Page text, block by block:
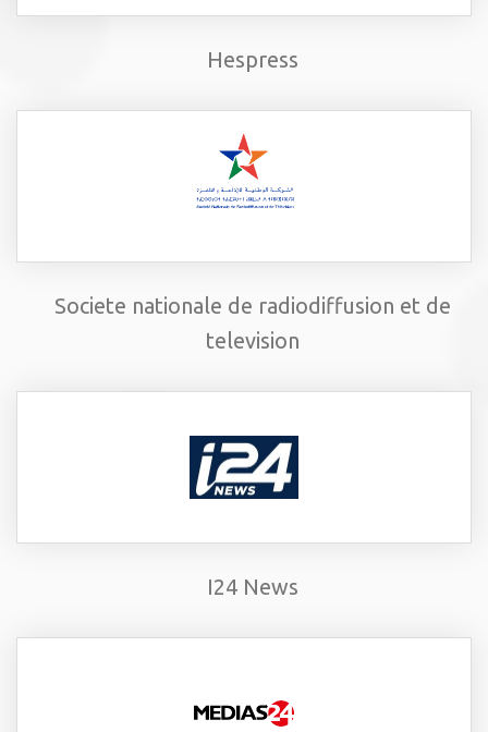
Hespress
Societe nationale de radiodiffusion et de
television
I24 News